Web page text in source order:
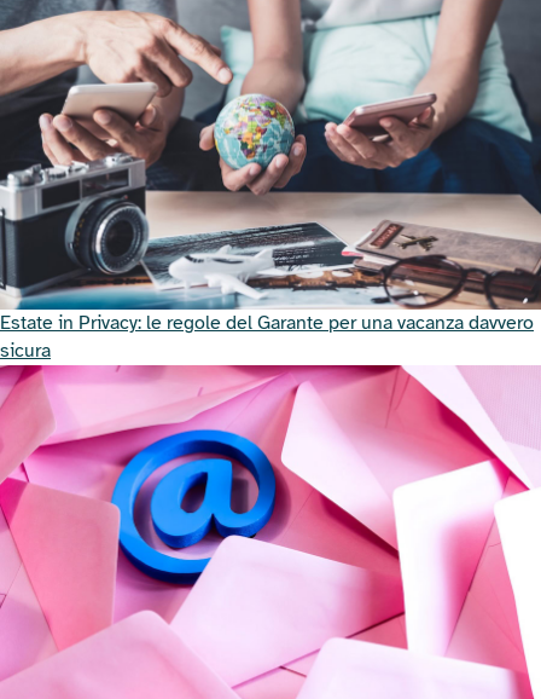
Estate in Privacy: le regole del Garante per una vacanza davvero
sicura